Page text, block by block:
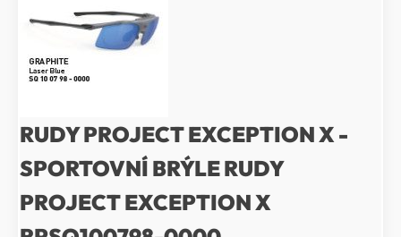
RUDY PROJECT EXCEPTION X -
SPORTOVNÍ BRÝLE RUDY
PROJECT EXCEPTION X